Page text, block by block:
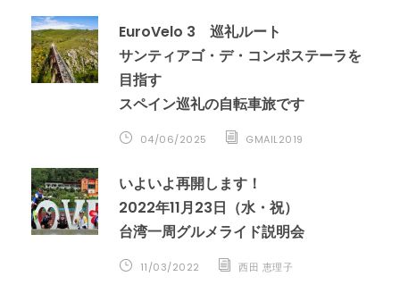
EuroVelo 3 巡礼ルート
サンティアゴ・デ・コンポステーラを
目指す
スペイン巡礼の自転車旅です
04/06/2025 GMAIL2019
いよいよ再開します！
2022年11月23日（水・祝）
台湾一周グルメライド説明会
11/03/2022 西田 恵理子